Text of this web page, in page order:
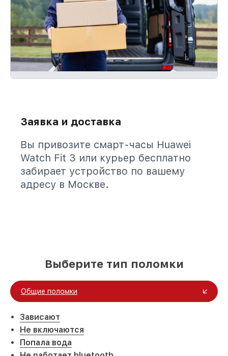
Заявка и доставка
Вы привозите смарт-часы Huawei
Watch Fit 3 или курьер бесплатно
забирает устройство по вашему
адресу в Москве.
Выберите тип поломки
Общие поломки
Зависают
Не включаются
Попала вода